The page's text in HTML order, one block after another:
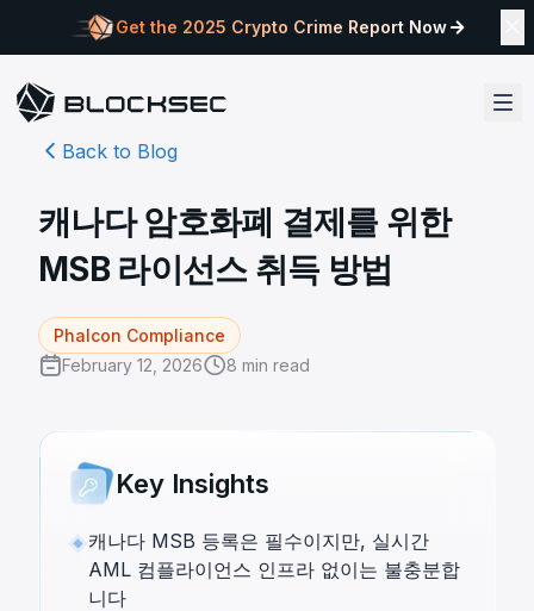
Get the 2025 Crypto Crime Report Now
Back to Blog
캐나다 암호화폐 결제를 위한
MSB 라이선스 취득 방법
Phalcon Compliance
February 12, 2026
8 min read
Key Insights
캐나다 MSB 등록은 필수이지만, 실시간
AML 컴플라이언스 인프라 없이는 불충분합
니다